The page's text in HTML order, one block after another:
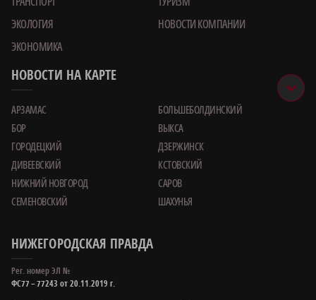
ЭКОЛОГИЯ
НОВОСТИ КОМПАНИИ
ЭКОНОМИКА
НОВОСТИ НА КАРТЕ
АРЗАМАС
БОЛЬШЕБОЛДИНСКИЙ
БОР
ВЫКСА
ГОРОДЕЦКИЙ
ДЗЕРЖИНСК
ДИВЕЕВСКИЙ
КСТОВСКИЙ
НИЖНИЙ НОВГОРОД
САРОВ
СЕМЕНОВСКИЙ
ШАХУНЬЯ
НИЖЕГОРОДСКАЯ ПРАВДА
Рег. номер ЭЛ №
ФС77 – 77243 от 20.11.2019 г.